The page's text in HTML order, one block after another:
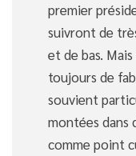
premier
suivront de
et de bas.
toujours de
souvient
montées dans
comme point